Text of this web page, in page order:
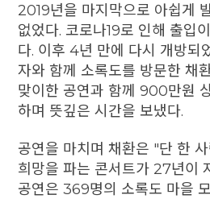
2019년을 마지막으로 아쉽게
없었다. 코로나19로 인해 출입
다. 이후 4년 만에 다시 개방되
자와 함께 소록도를 방문한 채
맞이한 공연과 함께 900만원
하며 뜻깊은 시간을 보냈다.
공연을 마치며 채환은 "단 한
희망을 파는 콘서트가 27년이
공연은 369명의 소록도 마을